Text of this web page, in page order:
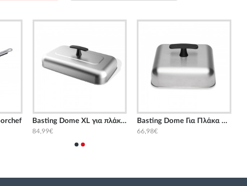
Basting Dome XL για πλάκα ψησίματος Weber
84,99€
Basting Dome Για Πλάκα Ψησίματος Weber
66,98€